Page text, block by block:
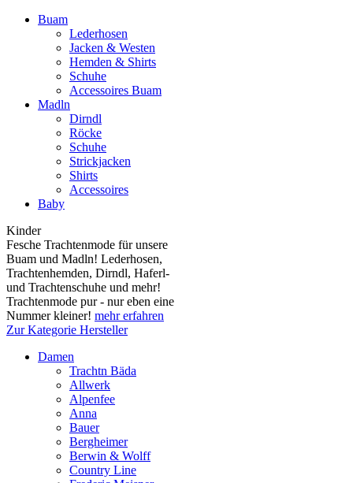
Buam
Lederhosen
Jacken & Westen
Hemden & Shirts
Schuhe
Accessoires Buam
Madln
Dirndl
Röcke
Schuhe
Strickjacken
Shirts
Accessoires
Baby
Kinder
Fesche Trachtenmode für unsere
Buam und Madln! Lederhosen,
Trachtenhemden, Dirndl, Haferl-
und Trachtenschuhe und mehr!
Trachtenmode pur - nur eben eine
Nummer kleiner! mehr erfahren
Zur Kategorie Hersteller
Damen
Trachtn Bäda
Allwerk
Alpenfee
Anna
Bauer
Bergheimer
Berwin & Wolff
Country Line